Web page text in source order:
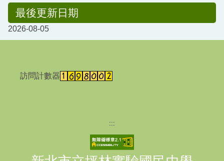
最後更新日期
2026-08-05
訪問計數器
:::